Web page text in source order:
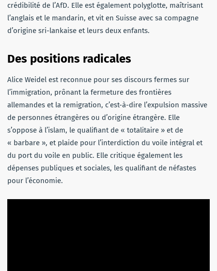
crédibilité de l’AfD. Elle est également polyglotte, maîtrisant
l’anglais et le mandarin, et vit en Suisse avec sa compagne
d’origine sri-lankaise et leurs deux enfants.
Des positions radicales
Alice Weidel est reconnue pour ses discours fermes sur
l’immigration, prônant la fermeture des frontières
allemandes et la remigration, c’est-à-dire l’expulsion massive
de personnes étrangères ou d’origine étrangère. Elle
s’oppose à l’islam, le qualifiant de « totalitaire » et de
« barbare », et plaide pour l’interdiction du voile intégral et
du port du voile en public. Elle critique également les
dépenses publiques et sociales, les qualifiant de néfastes
pour l’économie.